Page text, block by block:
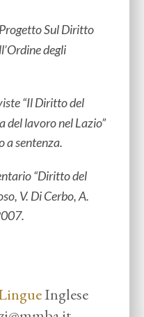
Sul Diritto
degli
“Il Diritto del
del lavoro nel Lazio”
a sentenza.
“Diritto del
V. Di Cerbo, A.
Inglese